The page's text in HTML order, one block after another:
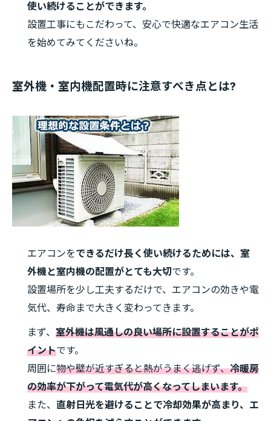
使い続けることができます。
設置工事にもこだわって、安心で快適なエアコン生活
を始めてみてくださいね。
室外機・室内機配置時に注意すべき点とは?
エアコンをできるだけ長く使い続けるためには、室
外機と室内機の配置がとても大切です。
設置場所を少し工夫するだけで、エアコンの効きや電
気代、寿命まで大きく変わってきます。
まず、 室外機は風通しの良い場所に設置することがポ
イントです。
周囲に物や壁が近すぎると熱がうまく逃げず、冷暖房
の効率が下がって電気代が高くなってしまいます。
また、 直射日光を避けることで冷却効果が高まり、エ